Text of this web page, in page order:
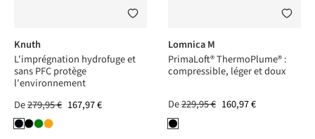
Knuth
L'imprégnation hydrofuge et
sans PFC protège
l'environnement
De279,95 € 167,97 €
Lomnica M
PrimaLoft® ThermoPlume® :
compressible, léger et doux
De229,95 € 160,97 €